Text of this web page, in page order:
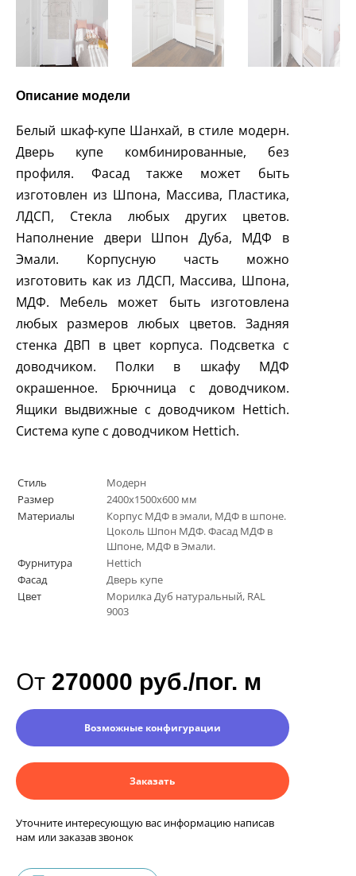
Описание модели
Белый шкаф-купе Шанхай, в стиле модерн.
Дверь купе комбинированные, без
профиля. Фасад также может быть
изготовлен из Шпона, Массива, Пластика,
ЛДСП, Стекла любых других цветов.
Наполнение двери Шпон Дуба, МДФ в
Эмали. Корпусную часть можно
изготовить как из ЛДСП, Массива, Шпона,
МДФ. Мебель может быть изготовлена
любых размеров любых цветов. Задняя
стенка ДВП в цвет корпуса. Подсветка с
доводчиком. Полки в шкафу МДФ
окрашенное. Брючница с доводчиком.
Ящики выдвижные с доводчиком Hettich.
Система купе с доводчиком Hettich.
Стиль
Модерн
Размер
2400х1500х600 мм
Материалы
Корпус МДФ в эмали, МДФ в шпоне.
Цоколь Шпон МДФ. Фасад МДФ в
Шпоне, МДФ в Эмали.
Фурнитура
Hettich
Фасад
Дверь купе
Цвет
Морилка Дуб натуральный, RAL
9003
От 270000 руб./пог. м
Возможные конфигурации
Заказать
Уточните интересующую вас информацию написав
нам или заказав звонок